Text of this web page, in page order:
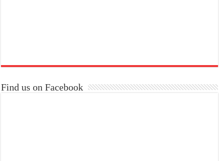
Find us on Facebook